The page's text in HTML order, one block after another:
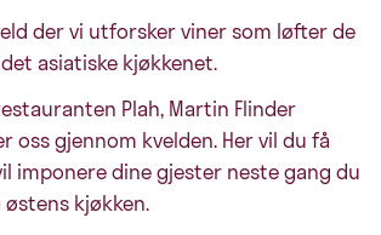
der vi utforsker viner som løfter de
asiatiske kjøkkenet.
Plah, Martin Flinder
oss gjennom kvelden. Her vil du få
imponere dine gjester neste gang du
kjøkken.